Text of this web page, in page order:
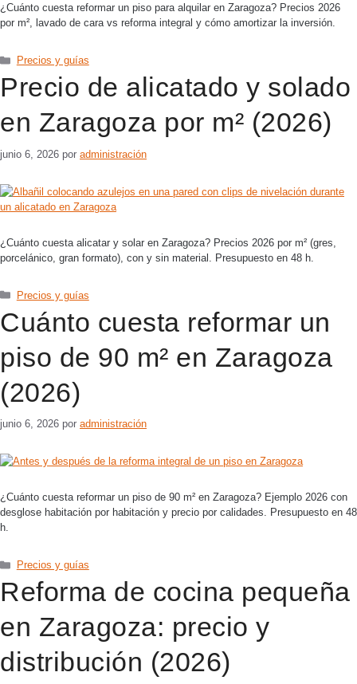
¿Cuánto cuesta reformar un piso para alquilar en Zaragoza? Precios 2026
por m², lavado de cara vs reforma integral y cómo amortizar la inversión.
Precios y guías
Precio de alicatado y solado
en Zaragoza por m² (2026)
junio 6, 2026 por administración
¿Cuánto cuesta alicatar y solar en Zaragoza? Precios 2026 por m² (gres,
porcelánico, gran formato), con y sin material. Presupuesto en 48 h.
Precios y guías
Cuánto cuesta reformar un
piso de 90 m² en Zaragoza
(2026)
junio 6, 2026 por administración
¿Cuánto cuesta reformar un piso de 90 m² en Zaragoza? Ejemplo 2026 con
desglose habitación por habitación y precio por calidades. Presupuesto en 48
h.
Precios y guías
Reforma de cocina pequeña
en Zaragoza: precio y
distribución (2026)